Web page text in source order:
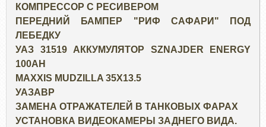
КОМПРЕССОР С РЕСИВЕРОМ
ПЕРЕДНИЙ БАМПЕР "РИФ САФАРИ" ПОД
ЛЕБЕДКУ
УАЗ 31519 АККУМУЛЯТОР SZNAJDER ENERGY
100AH
MAXXIS MUDZILLA 35X13.5
УАЗАВР
ЗАМЕНА ОТРАЖАТЕЛЕЙ В ТАНКОВЫХ ФАРАХ
УСТАНОВКА ВИДЕОКАМЕРЫ ЗАДНЕГО ВИДА.